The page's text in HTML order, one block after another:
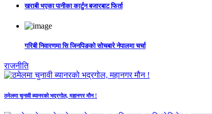
खराबी भएका पानीका कार्टुन बजारबाट फिर्ता
गरिबी निवारणमा सि जिनपिङको सोचबारे नेपालमा चर्चा
राजनीति
ठमेलमा चुनावी ब्यानरको भद्रगोल, महानगर मौन !